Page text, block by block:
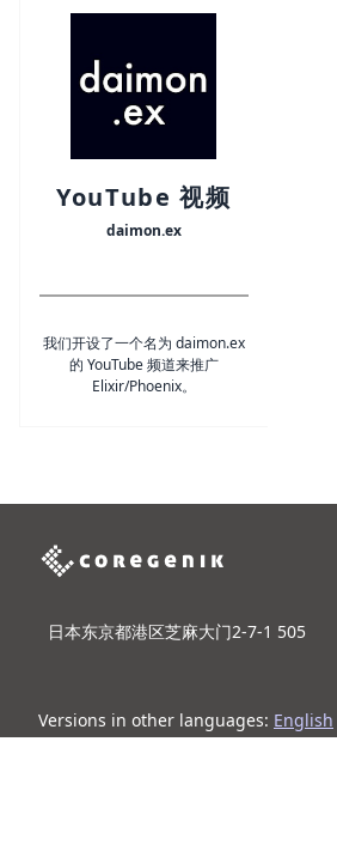
YouTube 视频
daimon.ex
我们开设了一个名为 daimon.ex
的 YouTube 频道来推广
Elixir/Phoenix。
日本东京都港区芝麻大门2-7-1 505
Versions in other languages: English
(Simplified) Japanese Korean